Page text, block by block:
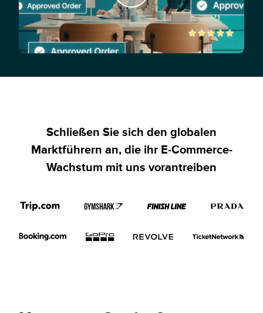
Schließen Sie sich den globalen
Marktführern an, die ihr E-Commerce-
Wachstum mit uns vorantreiben